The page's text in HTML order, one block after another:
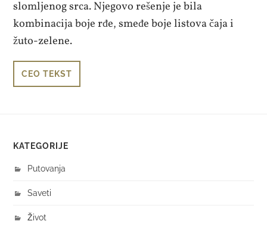
slomljenog srca. Njegovo rešenje je bila
kombinacija boje rđe, smeđe boje listova čaja i
žuto-zelene.
CEO TEKST
KATEGORIJE
Putovanja
Saveti
Život